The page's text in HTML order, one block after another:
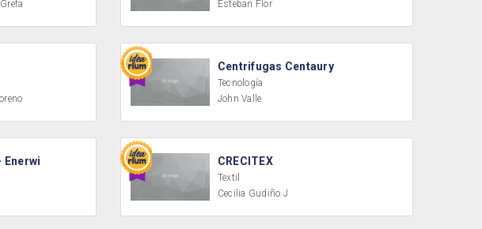
Esteban Flor
Centrifugas Centaury
Tecnología
John Valle
Enerwi CRECITEX
Textil
Cecilia Gudiño J